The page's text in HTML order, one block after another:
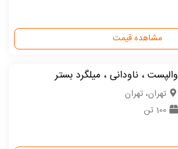
مشاهده قیمت
والپست ، ناودانی ، میلگرد بستر
تهران، تهران
100 تن